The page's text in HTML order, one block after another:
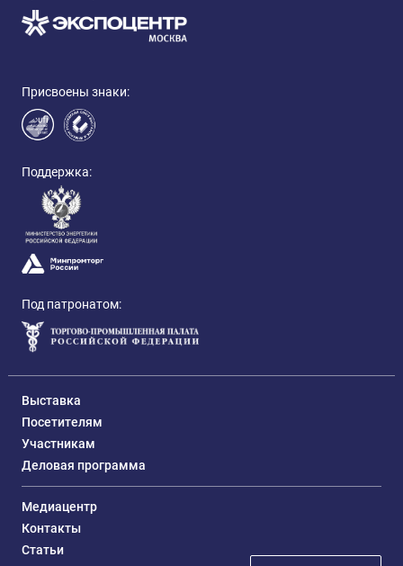
Присвоены знаки:
Поддержка:
Под патронатом:
Выставка
Посетителям
Участникам
Деловая программа
Медиацентр
Контакты
Статьи